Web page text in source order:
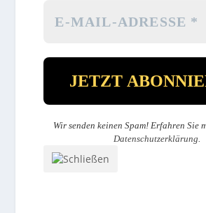
Wir senden keinen Spam! Erfahren Sie
Datenschutzerklärung.